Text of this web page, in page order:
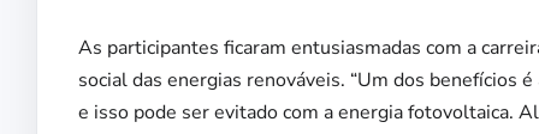
As participantes ficaram entusiasmadas com a
social das energias renováveis. “Um dos benefícios
e isso pode ser evitado com a energia fotovoltaica.